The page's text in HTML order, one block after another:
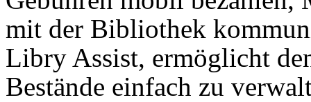
mit der Bibliothek
Libry Assist, ermöglicht
Bestände einfach zu